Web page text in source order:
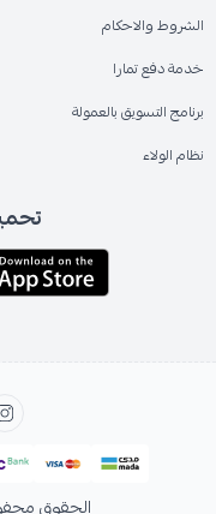
الشروط والاحكام
خدمة دفع تمارا
برنامج التسويق بالعمولة
نظام الولاء
الحقوق